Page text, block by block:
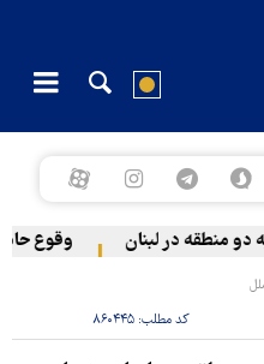
منطقه در لبنان وقوع
کد مطلب:۸۶۰۴۴۵